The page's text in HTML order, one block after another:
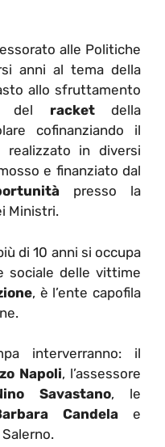
alle Politiche
anni al tema della
allo sfruttamento
del racketdella
cofinanziando il
realizzato in diversi
e finanziato dal
presso la
Ministri.
di 10 anni si occupa
sociale delle vittime
, è l’ente capofila
interverranno: il
Napoli, l’assessore
Savastano, le
Candela e
Salerno.